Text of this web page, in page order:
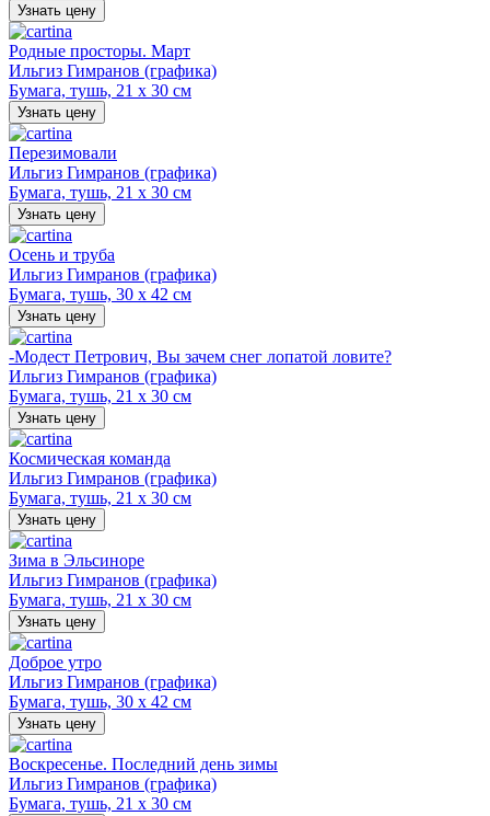
Узнать цену
Родные просторы. Март
Ильгиз Гимранов (графика)
Бумага, тушь, 21 х 30 см
Узнать цену
Перезимовали
Ильгиз Гимранов (графика)
Бумага, тушь, 21 х 30 см
Узнать цену
Осень и труба
Ильгиз Гимранов (графика)
Бумага, тушь, 30 х 42 см
Узнать цену
-Модест Петрович, Вы зачем снег лопатой ловите?
Ильгиз Гимранов (графика)
Бумага, тушь, 21 х 30 см
Узнать цену
Космическая команда
Ильгиз Гимранов (графика)
Бумага, тушь, 21 х 30 см
Узнать цену
Зима в Эльсиноре
Ильгиз Гимранов (графика)
Бумага, тушь, 21 х 30 см
Узнать цену
Доброе утро
Ильгиз Гимранов (графика)
Бумага, тушь, 30 х 42 см
Узнать цену
Воскресенье. Последний день зимы
Ильгиз Гимранов (графика)
Бумага, тушь, 21 х 30 см